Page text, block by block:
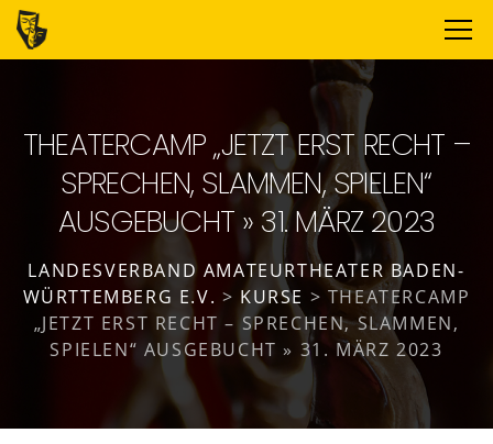
THEATERCAMP „JETZT ERST RECHT –
SPRECHEN, SLAMMEN, SPIELEN“
AUSGEBUCHT » 31. MÄRZ 2023
LANDESVERBAND AMATEURTHEATER BADEN-
WÜRTTEMBERG E.V. > KURSE > THEATERCAMP
„JETZT ERST RECHT – SPRECHEN, SLAMMEN,
SPIELEN“ AUSGEBUCHT » 31. MÄRZ 2023